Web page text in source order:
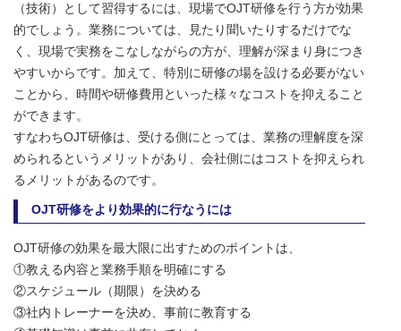
（技術）として習得するには、現場でOJT研修を行う方が効果
的でしょう。業務については、見たり聞いたりするだけでな
く、現場で実務をこなしながらの方が、理解が深まり身につき
やすいからです。加えて、特別に研修の場を設ける必要がない
ことから、時間や研修費用といった様々なコストを抑えること
ができます。
すなわちOJT研修は、受ける側にとっては、業務の理解度を深
められるというメリットがあり、会社側にはコストを抑えられ
るメリットがあるのです。
OJT研修をより効果的に行なうには
OJT研修の効果を最大限に出すためのポイントは、
①教える内容と業務手順を明確にする
②スケジュール（期限）を決める
③社内トレーナーを決め、事前に教育する